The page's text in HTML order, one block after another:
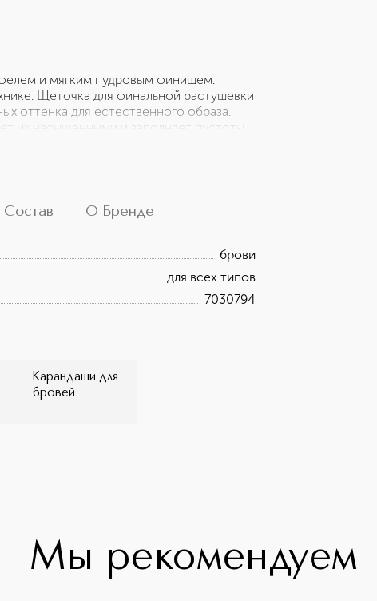
и мягким пудровым финишем.
Щеточка для финальной растушевки
оттенка для естественного образа.
их насыщенными и заполняет пустоты
линии по направлению роста
Состав О Бренде
брови
для всех типов
7030794
Карандаши для
бровей
Мы рекомендуем